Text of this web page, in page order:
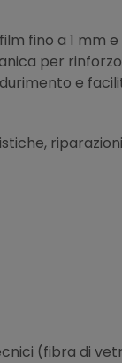
fino a 1 mm
per
e
(fibra di